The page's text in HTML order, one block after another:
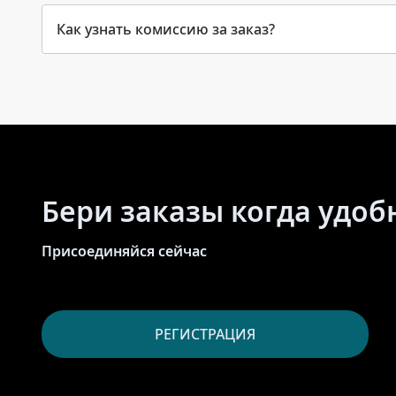
Как узнать комиссию за заказ?
Бери заказы когда
Присоединяйся сейчас
РЕГИСТРАЦИЯ